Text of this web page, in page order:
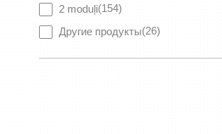
2 moduļi(154)
Другие продукты(26)